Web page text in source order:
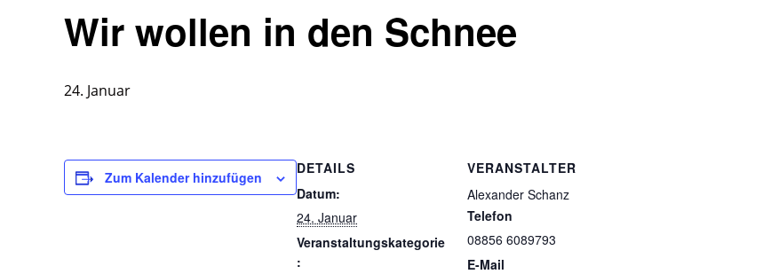
Wir wollen in den Schnee
24. Januar
Zum Kalender hinzufügen
DETAILS
Datum:
24. Januar
Veranstaltungskategorie
:
VERANSTALTER
Alexander Schanz
Telefon
08856 6089793
E-Mail